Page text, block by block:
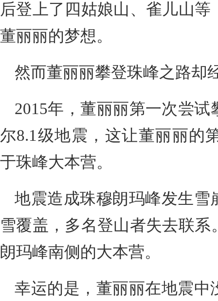
后登上了四姑娘山、雀儿山
董丽丽的梦想。
然而董丽丽攀登珠峰之路却
2015年，董丽丽第一次尝
尔8.1级地震，这让董丽丽的
于珠峰大本营。
地震造成珠穆朗玛峰发生雪
雪覆盖，多名登山者失去联
朗玛峰南侧的大本营。
幸运的是，董丽丽在地震中